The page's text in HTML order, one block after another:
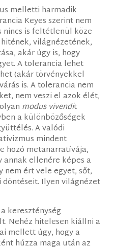
melletti harmadik
Keyes szerint nem
nincs is feltétlenül köze
világnézetének,
akár úgy is, hogy
A tolerancia lehet
(akár törvényekkel
is. A tolerancia nem
nem veszi el azok élét,
modus vivendit
a különbözőségek
A valódi
mindent
hozó metanarratívája,
annak ellenére képes a
nem ért vele egyet, sőt,
Ilyen világnézet
kereszténység
Nehéz hitelesen kiállni a
mellett úgy, hogy a
húzza maga után az